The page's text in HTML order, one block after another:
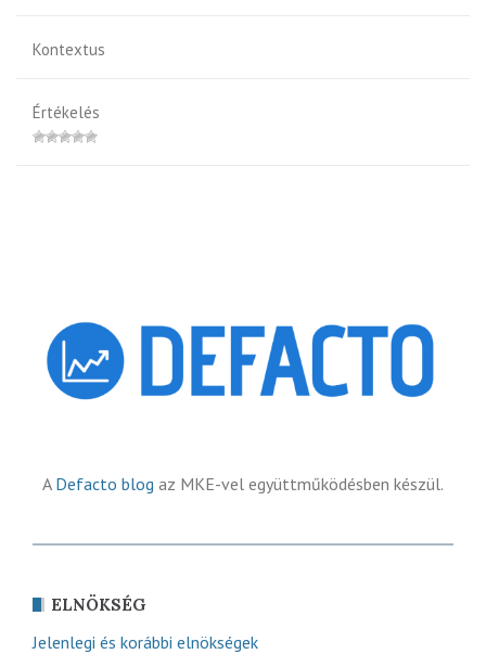
Kontextus
Értékelés
A Defacto blog az MKE-vel együttműködésben készül.
ELNÖKSÉG
Jelenlegi és korábbi elnökségek